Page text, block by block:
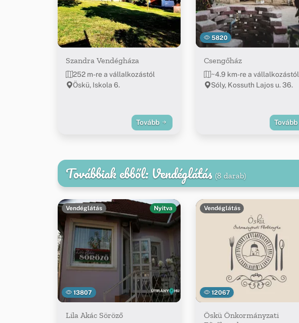
Szandra Vendégháza
252 m-re a vállalkozástól
Öskü, Iskola 6.
Tovább
5820
Csengőház
~4.9 km-re a vállalkozástól
Sóly, Kossuth Lajos u. 36.
Tovább
Továbbiak ebből: Vendéglátás (8 darab)
13807
Vendéglátás Nyitva
Lila Akác Söröző
12067
Vendéglátás
Öskü Önkormányzati